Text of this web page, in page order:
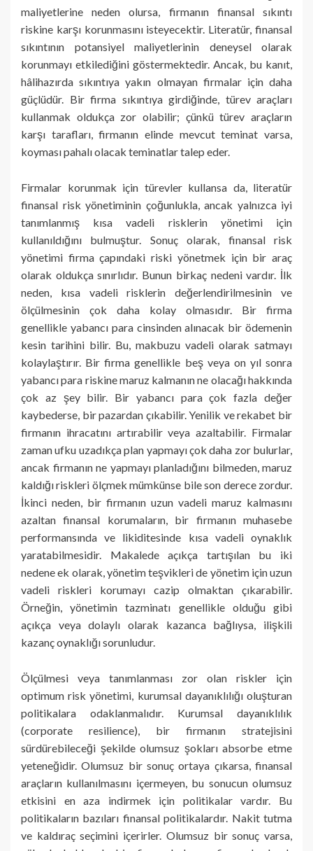
maliyetlerine neden olursa, firmanın finansal sıkıntı
riskine karşı korunmasını isteyecektir. Literatür, finansal
sıkıntının potansiyel maliyetlerinin deneysel olarak
korunmayı etkilediğini göstermektedir. Ancak, bu kanıt,
hâlihazırda sıkıntıya yakın olmayan firmalar için daha
güçlüdür. Bir firma sıkıntıya girdiğinde, türev araçları
kullanmak oldukça zor olabilir; çünkü türev araçların
karşı tarafları, firmanın elinde mevcut teminat varsa,
koyması pahalı olacak teminatlar talep eder.
Firmalar korunmak için türevler kullansa da, literatür
finansal risk yönetiminin çoğunlukla, ancak yalnızca iyi
tanımlanmış kısa vadeli risklerin yönetimi için
kullanıldığını bulmuştur. Sonuç olarak, finansal risk
yönetimi firma çapındaki riski yönetmek için bir araç
olarak oldukça sınırlıdır. Bunun birkaç nedeni vardır. İlk
neden, kısa vadeli risklerin değerlendirilmesinin ve
ölçülmesinin çok daha kolay olmasıdır. Bir firma
genellikle yabancı para cinsinden alınacak bir ödemenin
kesin tarihini bilir. Bu, makbuzu vadeli olarak satmayı
kolaylaştırır. Bir firma genellikle beş veya on yıl sonra
yabancı para riskine maruz kalmanın ne olacağı hakkında
çok az şey bilir. Bir yabancı para çok fazla değer
kaybederse, bir pazardan çıkabilir. Yenilik ve rekabet bir
firmanın ihracatını artırabilir veya azaltabilir. Firmalar
zaman ufku uzadıkça plan yapmayı çok daha zor bulurlar,
ancak firmanın ne yapmayı planladığını bilmeden, maruz
kaldığı riskleri ölçmek mümkünse bile son derece zordur.
İkinci neden, bir firmanın uzun vadeli maruz kalmasını
azaltan finansal korumaların, bir firmanın muhasebe
performansında ve likiditesinde kısa vadeli oynaklık
yaratabilmesidir. Makalede açıkça tartışılan bu iki
nedene ek olarak, yönetim teşvikleri de yönetim için uzun
vadeli riskleri korumayı cazip olmaktan çıkarabilir.
Örneğin, yönetimin tazminatı genellikle olduğu gibi
açıkça veya dolaylı olarak kazanca bağlıysa, ilişkili
kazanç oynaklığı sorunludur.
Ölçülmesi veya tanımlanması zor olan riskler için
optimum risk yönetimi, kurumsal dayanıklılığı oluşturan
politikalara odaklanmalıdır. Kurumsal dayanıklılık
(corporate resilience), bir firmanın stratejisini
sürdürebileceği şekilde olumsuz şokları absorbe etme
yeteneğidir. Olumsuz bir sonuç ortaya çıkarsa, finansal
araçların kullanılmasını içermeyen, bu sonucun olumsuz
etkisini en aza indirmek için politikalar vardır. Bu
politikaların bazıları finansal politikalardır. Nakit tutma
ve kaldıraç seçimini içerirler. Olumsuz bir sonuç varsa,